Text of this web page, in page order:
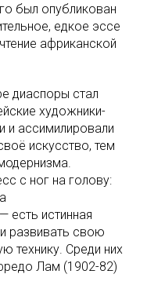
был опубликован
едкое эссе
африканской
диаспоры стал
художники-
и ассимилировали
искусство, тем
с ног на голову:
есть истинная
развивать свою
технику. Среди них
Лам (1902-82)